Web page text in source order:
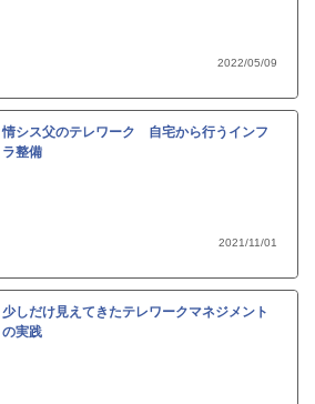
2022/05/09
情シス父のテレワーク 自宅から行うインフ
ラ整備
2021/11/01
少しだけ見えてきたテレワークマネジメント
の実践